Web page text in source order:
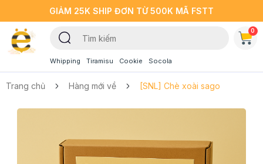
GIẢM 25K SHIP ĐƠN TỪ 500K MÃ FSTT
Whipping Tiramisu Cookie Socola
0
Trang chủ Hàng mới về [SNL] Chè xoài sago